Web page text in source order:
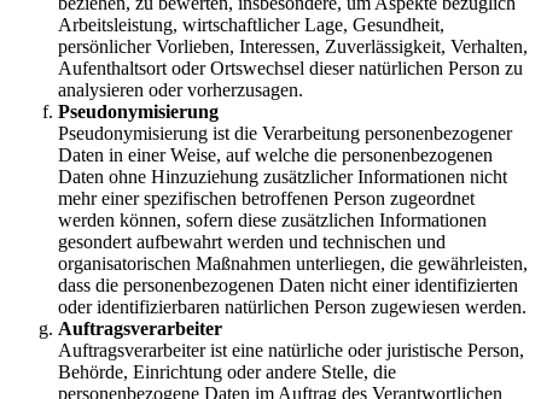
Arbeitsleistung, wirtschaftlicher Lage, Gesundheit,
persönlicher Vorlieben, Interessen, Zuverlässigkeit, Verhalten,
Aufenthaltsort oder Ortswechsel dieser natürlichen Person zu
analysieren oder vorherzusagen.
Pseudonymisierung
Pseudonymisierung ist die Verarbeitung personenbezogener
Daten in einer Weise, auf welche die personenbezogenen
Daten ohne Hinzuziehung zusätzlicher Informationen nicht
mehr einer spezifischen betroffenen Person zugeordnet
werden können, sofern diese zusätzlichen Informationen
gesondert aufbewahrt werden und technischen und
organisatorischen Maßnahmen unterliegen, die gewährleisten,
dass die personenbezogenen Daten nicht einer identifizierten
oder identifizierbaren natürlichen Person zugewiesen werden.
Auftragsverarbeiter
Auftragsverarbeiter ist eine natürliche oder juristische Person,
Behörde, Einrichtung oder andere Stelle, die
personenbezogene Daten im Auftrag des Verantwortlichen